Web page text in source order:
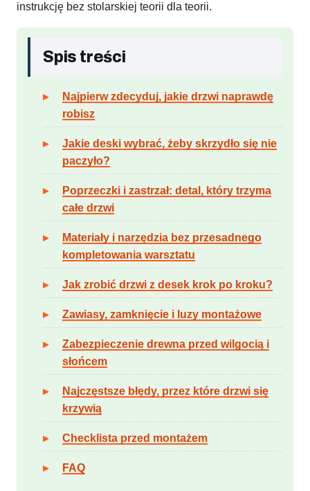
instrukcję bez stolarskiej teorii dla teorii.
Spis treści
Najpierw zdecyduj, jakie drzwi naprawdę
robisz
Jakie deski wybrać, żeby skrzydło się nie
paczyło?
Poprzeczki i zastrzał: detal, który trzyma
całe drzwi
Materiały i narzędzia bez przesadnego
kompletowania warsztatu
Jak zrobić drzwi z desek krok po kroku?
Zawiasy, zamknięcie i luzy montażowe
Zabezpieczenie drewna przed wilgocią i
słońcem
Najczęstsze błędy, przez które drzwi się
krzywią
Checklista przed montażem
FAQ